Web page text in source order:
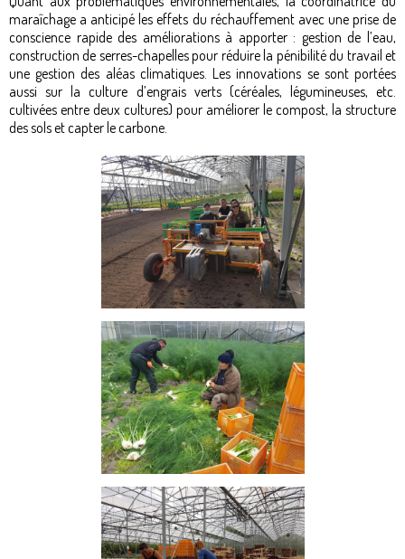
maraîchage a anticipé les effets du réchauffement avec une prise de
conscience rapide des améliorations à apporter : gestion de l’eau,
construction de serres-chapelles pour réduire la pénibilité du travail et
une gestion des aléas climatiques. Les innovations se sont portées
aussi sur la culture d’engrais verts (céréales, légumineuses, etc.
cultivées entre deux cultures) pour améliorer le compost, la structure
des sols et capter le carbone.